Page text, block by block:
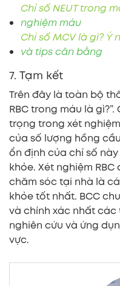
Chỉ số NEUT trong
nghiệm máu
Chỉ số MCV là gì?
và tips cân bằng
7. Tạm kết
Trên đây là toàn bộ
RBC trong máu là
trọng trong xét
của số lượng hồng
ổn định của chỉ số
khỏe. Xét nghiệm
chăm sóc tại nhà là
khỏe tốt nhất. BCC
và chính xác nhất
nghiên cứu và ứng
vực.